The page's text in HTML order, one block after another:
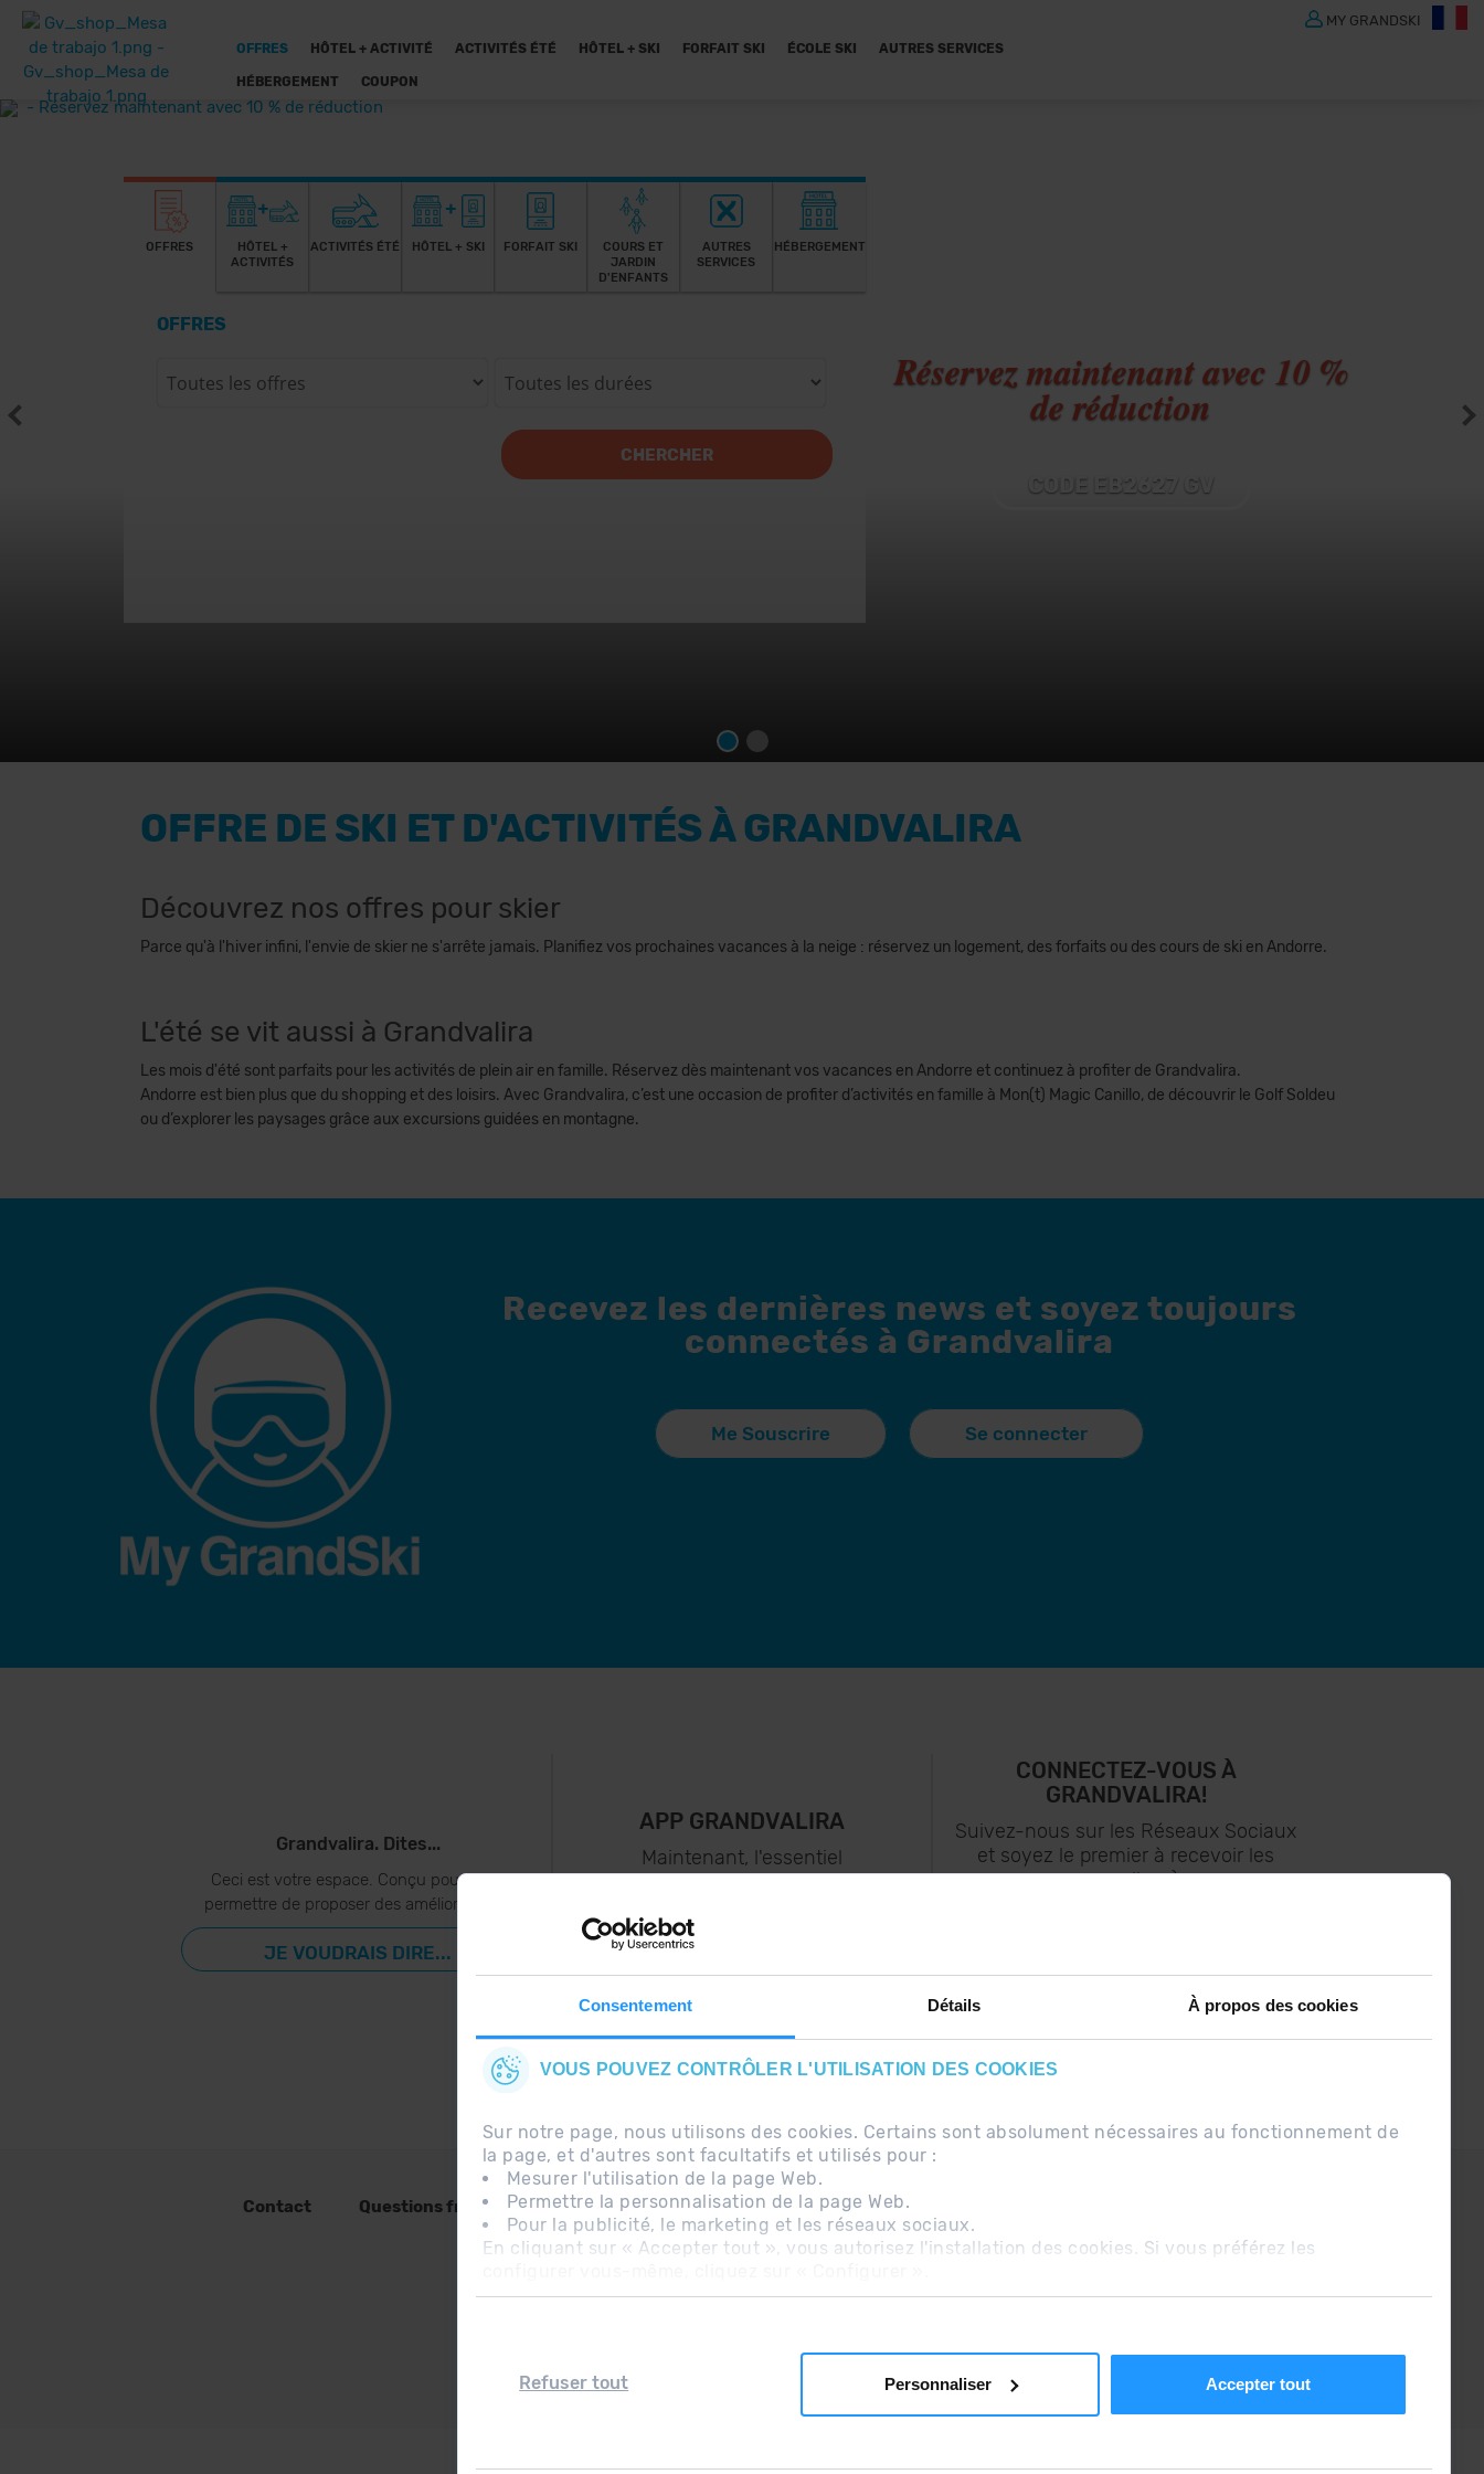
Consentement Détails À propos des cookies
VOUS POUVEZ CONTRÔLER L'UTILISATION DES COOKIES
Sur notre page, nous utilisons des cookies. Certains sont absolument nécessaires au fonctionnement de
la page, et d'autres sont facultatifs et utilisés pour :
Mesurer l'utilisation de la page Web.
Permettre la personnalisation de la page Web.
Pour la publicité, le marketing et les réseaux sociaux.
En cliquant sur « Accepter tout », vous autorisez l'installation des cookies. Si vous préférez les
Refuser tout Personnaliser Accepter tout
OFFRES HÔTEL + ACTIVITÉ ACTIVITÉS ÉTÉ HÔTEL + SKI FORFAIT SKI ÉCOLE SKI AUTRES SERVICES
HÉBERGEMENT COUPON
MY GRANDSKI
OFFRES
HÔTEL +
ACTIVITÉS
ACTIVITÉS ÉTÉ HÔTEL + SKI FORFAIT SKI
COURS ET
JARDIN
D'ENFANTS
AUTRES
SERVICES
HÉBERGEMENT
OFFRES
CHERCHER
Réservez maintenant avec 10 %
de réduction
CODE EB2627 GV
OFFRE DE SKI ET D'ACTIVITÉS À GRANDVALIRA
Découvrez nos offres pour skier
Parce qu'à l'hiver infini, l'envie de skier ne s'arrête jamais. Planifiez vos prochaines vacances à la neige : réservez un logement, des forfaits ou des cours de ski en Andorre.
L'été se vit aussi à Grandvalira
Les mois d'été sont parfaits pour les activités de plein air en famille. Réservez dès maintenant vos vacances en Andorre et continuez à profiter de Grandvalira.
Andorre est bien plus que du shopping et des loisirs. Avec Grandvalira, c’est une occasion de profiter d’activités en famille à Mon(t) Magic Canillo, de découvrir le Golf Soldeu
ou d’explorer les paysages grâce aux excursions guidées en montagne.
Recevez les dernières news et soyez toujours
connectés à Grandvalira
Me Souscrire Se connecter
Grandvalira. Dites...
Ceci est votre espace. Conçu pour vous
permettre de proposer des améliorations..
JE VOUDRAIS DIRE...
APP GRANDVALIRA
Maintenant, l'essentiel
dans votre poche.
CONNECTEZ-VOUS À
GRANDVALIRA!
Suivez-nous sur les Réseaux Sociaux
et soyez le premier à recevoir les
nouvelles :)
Contact Questions fréquentes Avis légal Information complémentaire RGPDUE